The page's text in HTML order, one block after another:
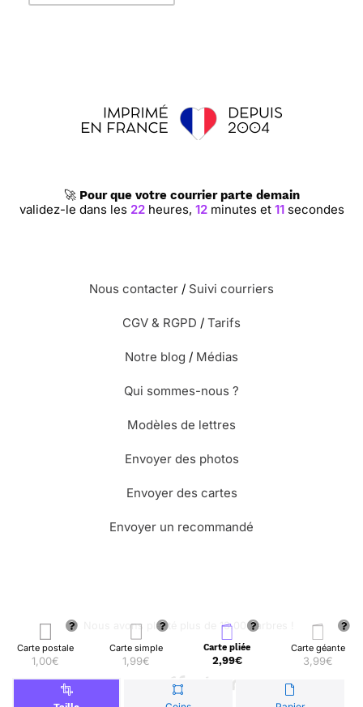
Carte postale
1,00€
Carte simple
1,99€
Carte pliée
2,99€
Carte géante
3,99€
🚀 Pour que votre courrier parte demain
validez-le dans les 22heures, 12minutes et 10 secondes
Nous contacter / Suivi courriers
CGV & RGPD / Tarifs
Notre blog / Médias
Qui sommes-nous ?
Modèles de lettres
Envoyer des photos
Envoyer des cartes
Envoyer un recommandé
🌳 Nous avons planté plus de 13.000 arbres !
© Merci Facteur